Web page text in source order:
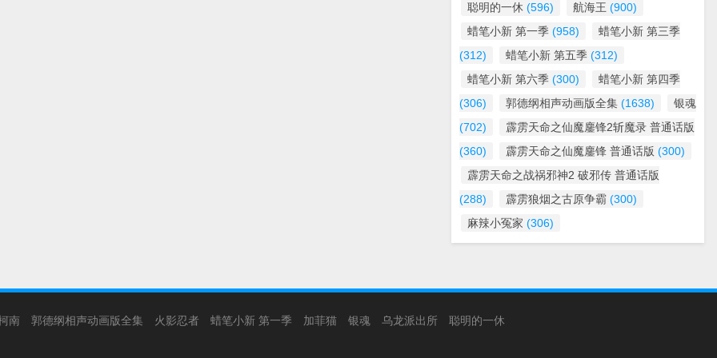
聪明的一休 (596) 航海王 (900)
蜡笔小新 第一季 (958)
蜡笔小新 第三季
(312)
蜡笔小新 第五季 (312)
蜡笔小新 第六季 (300)
蜡笔小新 第四季
(306)
郭德纲相声动画版全集 (1638)
银魂
(702)
霹雳天命之仙魔鏖锋2斩魔录 普通话版
(360)
霹雳天命之仙魔鏖锋 普通话版 (300)
霹雳天命之战祸邪神2 破邪传 普通话版
(288)
霹雳狼烟之古原争霸 (300)
麻辣小冤家 (306)
南 郭德纲相声动画版全集 火影忍者 蜡笔小新 第一季 加菲猫 银魂 乌龙派出所 聪明的一休